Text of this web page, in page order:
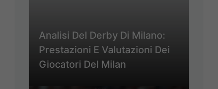
Analisi Del Derby Di Milano:
Prestazioni E Valutazioni Dei
Giocatori Del Milan